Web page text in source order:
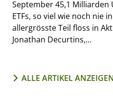
September 45,1 Milliarden
ETFs, so viel wie noch nie
allergrösste Teil floss in
Jonathan Decurtins,...
ALLE ARTIKEL ANZEIGEN